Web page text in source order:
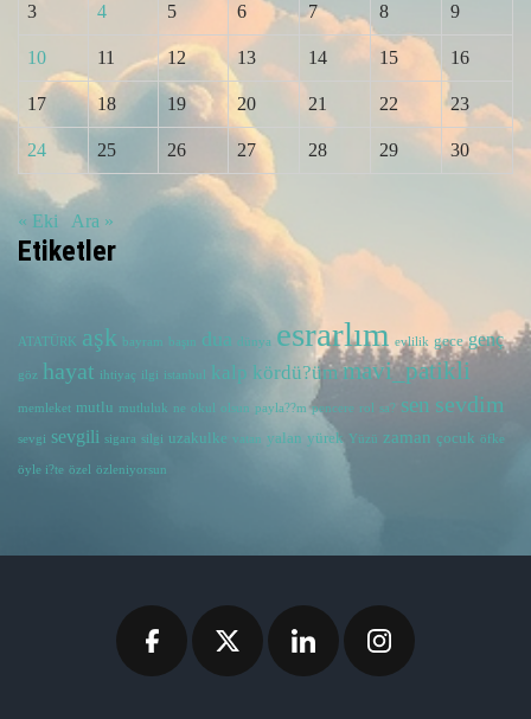
3 4 5 6 7 8 9
10 11 12 13 14 15 16
17 18 19 20 21 22 23
24 25 26 27 28 29 30
« Eki Ara »
Etiketler
ATATÜRK aşk bayram başın dua dünya esrarlım evlilik gece genç
göz hayat ihtiyaç ilgi istanbul kalp kördü?üm mavi_patikli
memleket mutlu mutluluk ne okul olsun payla??m pencere rol sa? sen sevdim
sevgi sevgili sigara silgi uzakulke vatan yalan yürek Yüzü zaman çocuk öfke
öyle i?te özel özleniyorsun